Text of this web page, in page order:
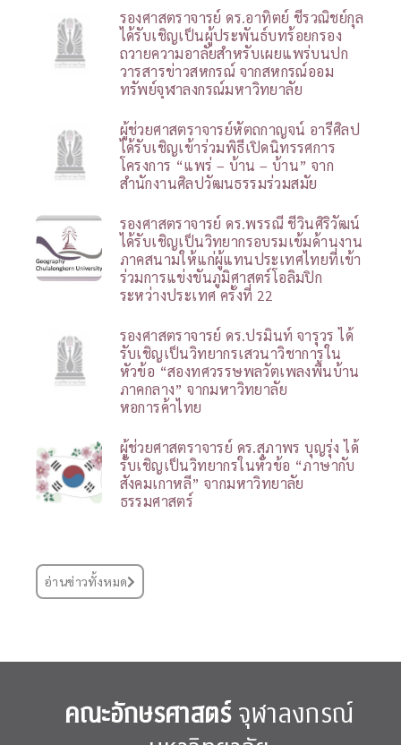
รองศาสตราจารย์ ดร.อาทิตย์ ชีรวณิชย์กุล
ได้รับเชิญเป็นผู้ประพันธ์บทร้อยกรอง
ถวายความอาลัยสำหรับเผยแพร่บนปก
วารสารข่าวสหกรณ์ จากสหกรณ์ออม
ทรัพย์จุฬาลงกรณ์มหาวิทยาลัย
ผู้ช่วยศาสตราจารย์หัตถกาญจน์ อารีศิลป
ได้รับเชิญเข้าร่วมพิธีเปิดนิทรรศการ
โครงการ “แพร่ – บ้าน – บ้าน” จาก
สำนักงานศิลปวัฒนธรรมร่วมสมัย
รองศาสตราจารย์ ดร.พรรณี ชีวินศิริวัฒน์
ได้รับเชิญเป็นวิทยากรอบรมเข้มด้านงาน
ภาคสนามให้แก่ผู้แทนประเทศไทยที่เข้า
ร่วมการแข่งขันภูมิศาสตร์โอลิมปิก
ระหว่างประเทศ ครั้งที่ 22
รองศาสตราจารย์ ดร.ปรมินท์ จารุวร ได้
รับเชิญเป็นวิทยากรเสวนาวิชาการใน
หัวข้อ “สองทศวรรษพลวัตเพลงพื้นบ้าน
ภาคกลาง” จากมหาวิทยาลัย
หอการค้าไทย
ผู้ช่วยศาสตราจารย์ ดร.สุภาพร บุญรุ่ง ได้
รับเชิญเป็นวิทยากรในหัวข้อ “ภาษากับ
สังคมเกาหลี” จากมหาวิทยาลัย
ธรรมศาสตร์
อ่านข่าวทั้งหมด
คณะอักษรศาสตร์จุฬาลงกรณ์